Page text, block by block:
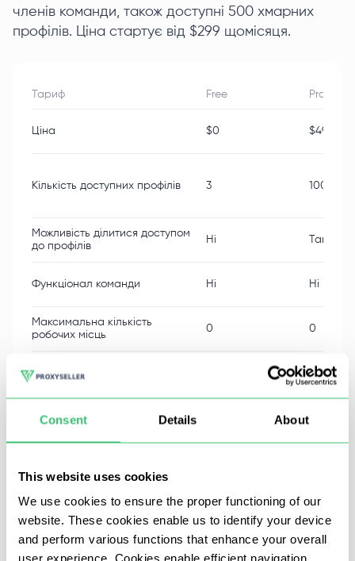
Consent Details About
This website uses cookies
We use cookies to ensure the proper functioning of our
website. These cookies enable us to identify your device
and perform various functions that enhance your overall
user experience. Cookies enable efficient navigation
членів команди, також доступні 500 хмарних
профілів. Ціна стартує від $299 щомісяця.
Тариф Free
Ціна $0 $49
Кількість доступних профілів 3 100
Можливість ділитися доступом
до профілів
Ні Так
Функціонал команди Ні Ні
Максимальна кількість
робочих місць
0 0
Конфігурація проксі Так
відбитків пальців
Інтерфейс GoLogin